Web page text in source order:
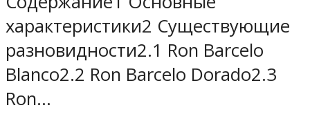
характеристики2 Существующие
разновидности2.1 Ron Barcelo
Blanco2.2 Ron Barcelo Dorado2.3
Ron…